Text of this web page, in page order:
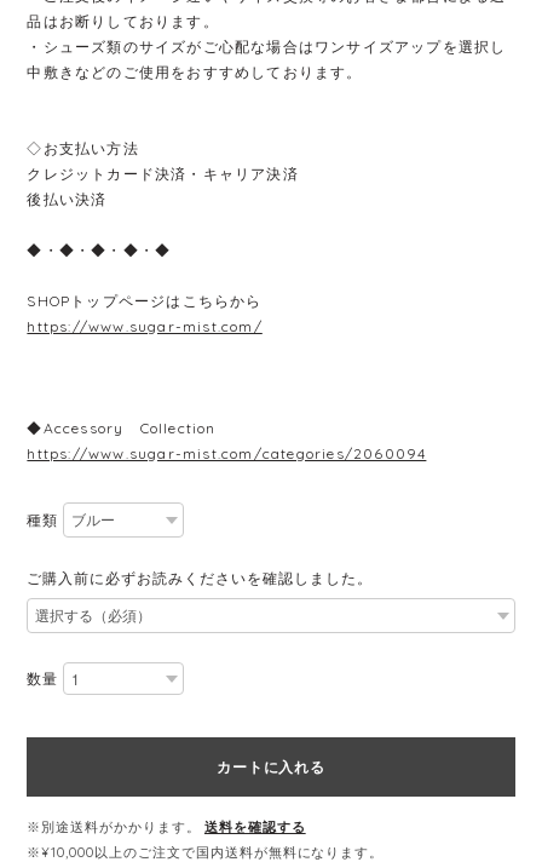
品はお断りしております。
・シューズ類のサイズがご心配な場合はワンサイズアップを選択し
中敷きなどのご使用をおすすめしております。
◇お支払い方法
クレジットカード決済・キャリア決済
後払い決済
◆・◆・◆・◆・◆
SHOPトップページはこちらから
https://www.sugar-mist.com/
◆Accessory Collection
https://www.sugar-mist.com/categories/2060094
種類
ご購入前に必ずお読みくださいを確認しました。
数量
カートに入れる
※別途送料がかかります。
送料を確認する
※¥10,000以上のご注文で国内送料が無料になります。